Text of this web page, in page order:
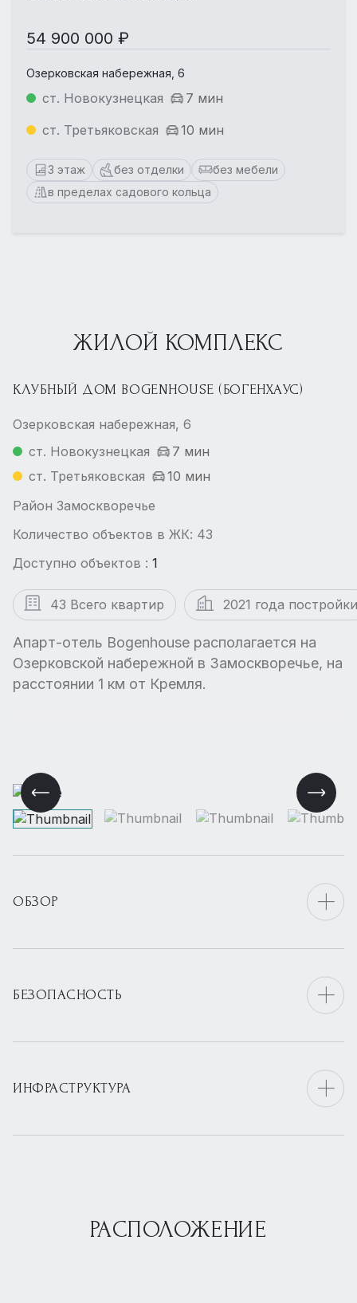
54 900 000 ₽
Озерковская набережная, 6
ст. Новокузнецкая
7 мин
ст. Третьяковская
10 мин
3 этаж без отделки
без мебели
в пределах садового кольца
ЖИЛОЙ КОМПЛЕКС
КЛУБНЫЙ ДОМ BOGENHOUSE (БОГЕНХАУС)
Озерковская набережная, 6
ст. Новокузнецкая
7 мин
ст. Третьяковская
10 мин
Район Замоскворечье
Количество объектов в ЖК: 43
Доступно объектов : 1
43 Всего квартир 2021 года постройки
Апарт-отель Bogenhouse располагается на
Озерковской набережной в Замоскворечье, на
расстоянии 1 км от Кремля.
ОБЗОР
БЕЗОПАСНОСТЬ
ИНФРАСТРУКТУРА
РАСПОЛОЖЕНИЕ